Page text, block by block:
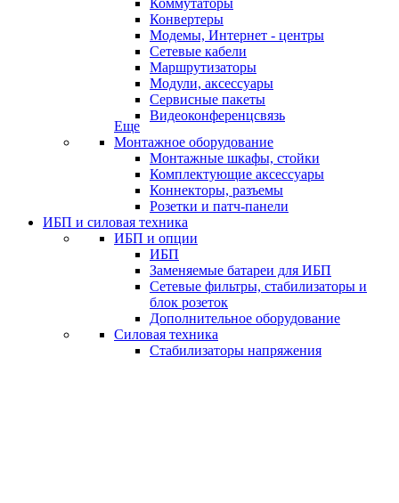
Коммутаторы
Конвертеры
Модемы, Интернет - центры
Сетевые кабели
Маршрутизаторы
Модули, аксессуары
Сервисные пакеты
Видеоконференцсвязь
Еще
Монтажное оборудование
Монтажные шкафы, стойки
Комплектующие аксессуары
Коннекторы, разъемы
Розетки и патч-панели
ИБП и силовая техника
ИБП и опции
ИБП
Заменяемые батареи для ИБП
Сетевые фильтры, стабилизаторы и
блок розеток
Дополнительное оборудование
Силовая техника
Стабилизаторы напряжения